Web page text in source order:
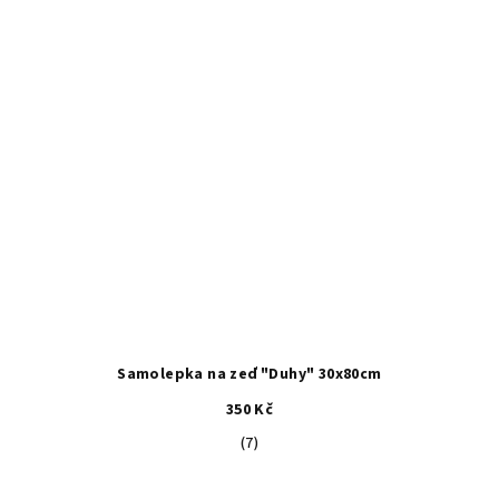
Samolepka na zeď "Duhy" 30x80cm
350 Kč
Průměrné
(7)